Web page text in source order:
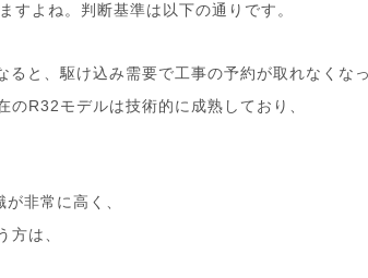
すよね。判断基準は以下の通りです。
ると、駆け込み需要で工事の予約が取れなくな
R32モデルは技術的に成熟しており、
が非常に高く、
方は、